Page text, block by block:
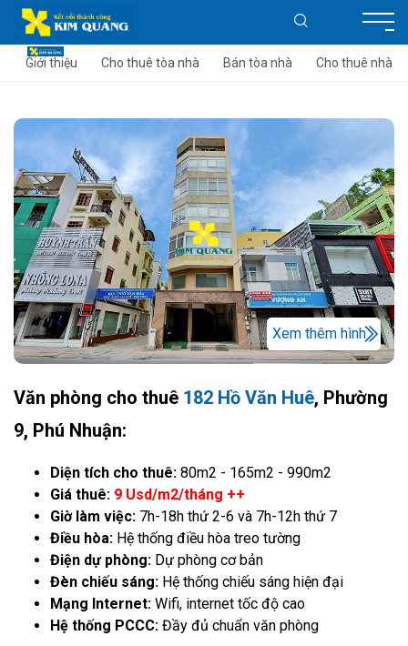
Giới thiệu Cho thuê tòa nhà Bán tòa nhà Cho thuê nhà
Xem thêm hình
Văn phòng cho thuê 182 Hồ Văn Huê, Phường
9, Phú Nhuận:
Diện tích cho thuê: 80m2 - 165m2 - 990m2
Giá thuê: 9 Usd/m2/tháng ++
Giờ làm việc: 7h-18h thứ 2-6 và 7h-12h thứ 7
Điều hòa: Hệ thống điều hòa treo tường
Điện dự phòng: Dự phòng cơ bản
Đèn chiếu sáng: Hệ thống chiếu sáng hiện đại
Mạng Internet: Wifi, internet tốc độ cao
Hệ thống PCCC: Đầy đủ chuẩn văn phòng